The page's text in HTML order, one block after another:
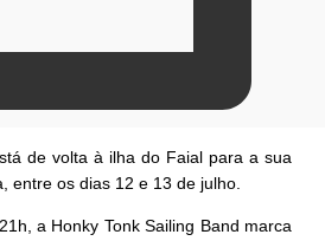
de volta à ilha do Faial para a sua
entre os dias 12 e 13 de julho.
a Honky Tonk Sailing Band marca